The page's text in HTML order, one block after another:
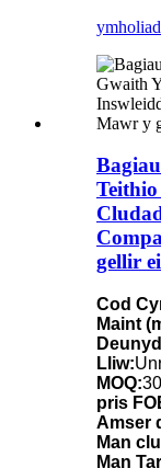
ymholiad
gellir
Cod
Maint
Lliw:
MOQ:
pris
Amser
Man
Man